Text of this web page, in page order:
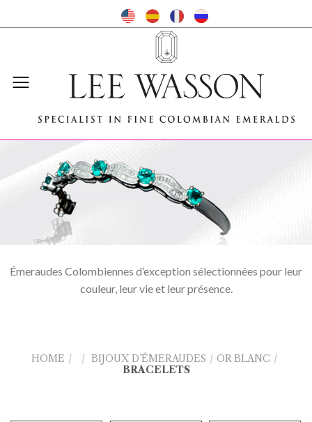
Émeraudes Colombiennes d’exception sélectionnées pour leur
couleur, leur vie et leur présence.
HOME / / BIJOUX D’ÉMERAUDES / OR BLANC /
BRACELETS